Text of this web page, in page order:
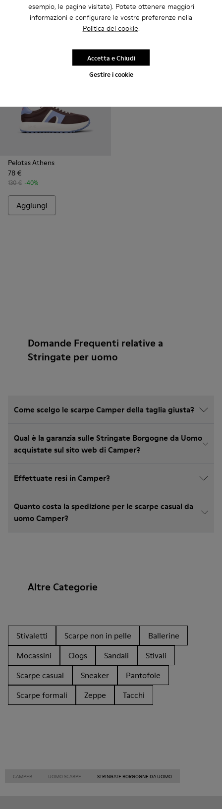
esempio, le pagine visitate). Potete ottenere maggiori
informazioni e configurare le vostre preferenze nella
Politica dei cookie.
Gestire i cookie
Accetta e Chiudi
-40% 120 € -40%
Aggiungi
Pelotas Athens
78 €
130 € -40%
Aggiungi
Domande Frequenti relative a
Stringate per uomo
Come scelgo le scarpe Camper della taglia giusta?
Qual è la garanzia sulle Stringate Borgogne da Uomo
acquistate sul sito web di Camper?
Effettuate resi in Camper?
Quanto costa la spedizione per le scarpe casual da
uomo Camper?
Altre Categorie
Stivaletti Scarpe non in pelle
Ballerine
Mocassini
Clogs Sandali
Stivali
Scarpe casual
Sneaker
Pantofole
Scarpe formali
Zeppe Tacchi
CAMPER UOMO SCARPE STRINGATE BORGOGNE DA UOMO